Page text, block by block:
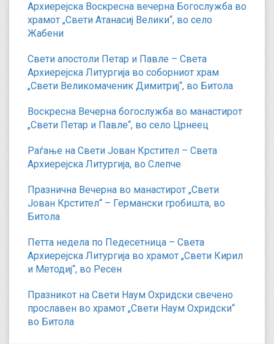
Архиерејска Воскресна вечерна Богослужба во
храмот „Свети Атанасиј Велики“, во село
Жабени
Свети апостоли Петар и Павле – Света
Архиерејска Литургија во соборниот храм
„Свети Великомаченик Димитриј“, во Битола
Воскресна Вечерна богослужба во манастирот
„Свети Петар и Павле“, во село Црнеец
Раѓање на Свети Јован Крстител – Света
Архиерејска Литургија, во Слепче
Празнична Вечерна во манастирот „Свети
Јован Крстител“ – Германски гробишта, во
Битола
Петта недела по Педесетница – Света
Архиерејска Литургија во храмот „Свети Кирил
и Методиј“, во Ресен
Празникот на Свети Наум Охридски свечено
прославен во храмот „Свети Наум Охридски“
во Битола